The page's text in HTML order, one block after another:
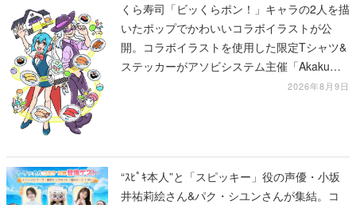
くら寿司「ビッくらポン！」キャラの2人を描
いたポップでかわいいコラボイラストが公
開。コラボイラストを使用した限定Tシャツ&
ステッカーがアソビシステム主催「Akaku
2026年8月9日
“ｽﾋﾟｷ本人”と「スピッキー」役の声優・小坂
井祐莉絵さん&パク・シユンさんが集結。コ